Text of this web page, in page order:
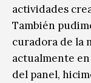
actividades
También
curadora de la
actualmente
del panel,